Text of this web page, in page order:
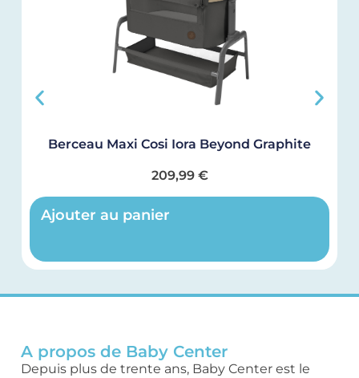
Berceau Maxi Cosi Iora Beyond Graphite
209,99 €
Ajouter au panier
A propos de Baby Center
Depuis plus de trente ans, Baby Center est le